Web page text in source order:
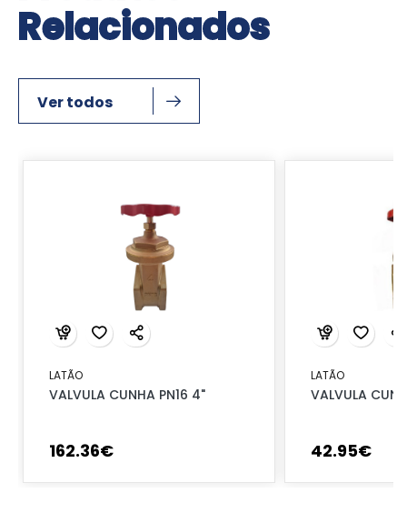
Relacionados
Ver todos
LATÃO
VALVULA CUNHA PN16 4"
162.36€
LATÃO
VALVULA
42.95€